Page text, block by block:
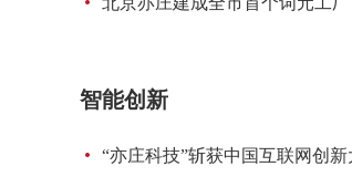
智能创新
“亦庄科技”斩获中国互联网创